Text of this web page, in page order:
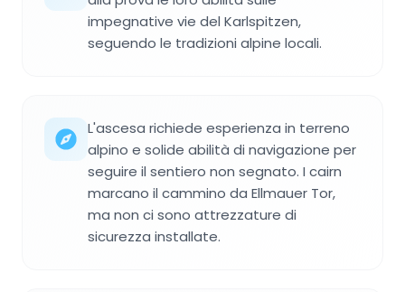
impegnative vie del Karlspitzen,
seguendo le tradizioni alpine locali.
L'ascesa richiede esperienza in terreno
alpino e solide abilità di navigazione per
seguire il sentiero non segnato. I cairn
marcano il cammino da Ellmauer Tor,
ma non ci sono attrezzature di
sicurezza installate.